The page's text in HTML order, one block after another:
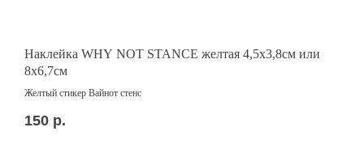
Наклейка WHY NOT STANCE желтая 4,5x3,8см или
8х6,7см
Желтый стикер Вайнот стенс
150 р.